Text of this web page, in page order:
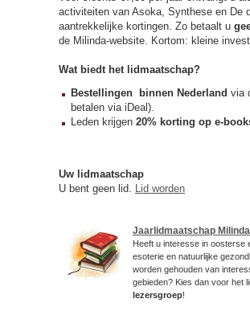
activiteiten van Asoka, Synthese en De
aantrekkelijke kortingen. Zo betaalt u
de Milinda-website. Kortom: kleine
Wat biedt het lidmaatschap?
Bestellingen binnen Nederland via
betalen via iDeal).
Leden krijgen 20% korting op e-
Uw lidmaatschap
U bent geen lid. Lid worden
Jaarlidmaatschap
Heeft u interesse in oosterse
esoterie en natuurlijke
worden gehouden van
gebieden? Kies dan voor het
lezersgroep!